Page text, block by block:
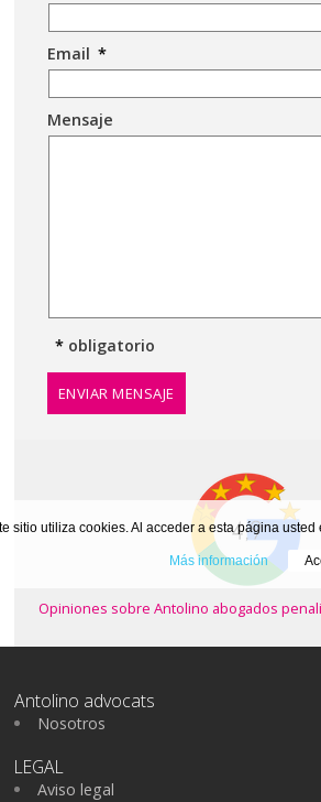
Email *
Mensaje
* obligatorio
ENVIAR MENSAJE
Opiniones sobre Antolino abogados
Antolino advocats
Nosotros
LEGAL
Aviso legal
sitio utiliza cookies. Al acceder a esta página
Más información